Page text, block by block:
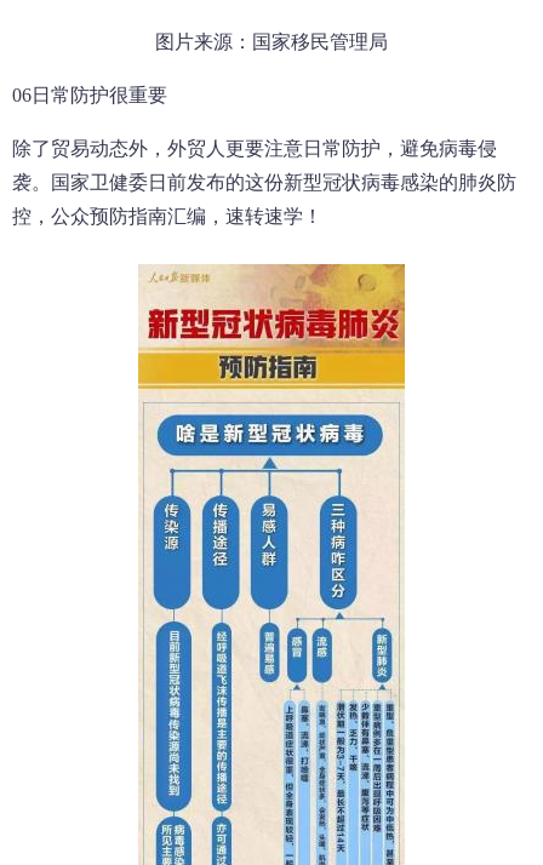
图片来源：国家移民管理局
06日常防护很重要
除了贸易动态外，外贸人更要注意日常防护，避免病毒侵
袭。国家卫健委日前发布的这份新型冠状病毒感染的肺炎防
控，公众预防指南汇编，速转速学！